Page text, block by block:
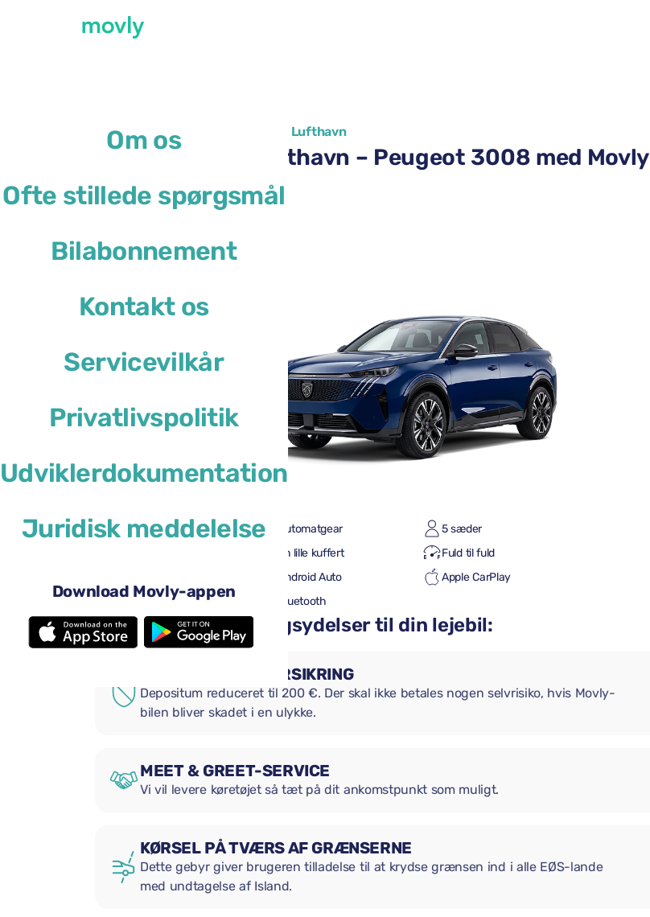
Om os
Ofte stillede spørgsmål
Bilabonnement
Kontakt os
Servicevilkår
Privatlivspolitik
Udviklerdokumentation
Juridisk meddelelse
Download Movly-appen
←Alle tilgængelige biler i Napoli Lufthavn
Billeje i Napoli Lufthavn – Peugeot 3008 med Movly
eller lignende
5 døre Automatgear
5 sæder
En lille kuffert
Fuld til fuld
Android Auto
Apple CarPlay
Bakkamera
Bluetooth
Tilføj praktiske tillægsydelser til din lejebil:
SUPPLERENDE FORSIKRING
Depositum reduceret til 200 €. Der skal ikke betales nogen selvrisiko, hvis Movly-
bilen bliver skadet i en ulykke.
MEET & GREET-SERVICE
Vi vil levere køretøjet så tæt på dit ankomstpunkt som muligt.
KØRSEL PÅ TVÆRS AF GRÆNSERNE
Dette gebyr giver brugeren tilladelse til at krydse grænsen ind i alle EØS-lande
med undtagelse af Island.